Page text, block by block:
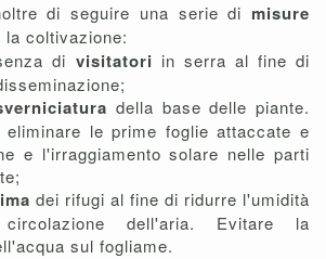
di seguire una serie di misure
la coltivazione:
di visitatori in serra al fine di
della base delle piante.
le prime foglie attaccate e
e l'irraggiamento solare nelle parti
dei rifugi al fine di ridurre l'umidità
dell'aria. Evitare la
sul fogliame.